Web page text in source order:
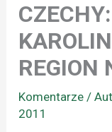
REGION
Komentarze /
2011